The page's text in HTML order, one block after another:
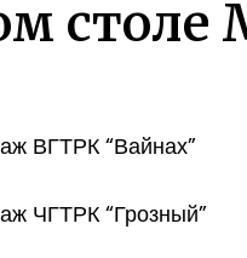
столе
ВГТРК “Вайнах”
ЧГТРК “Грозный”